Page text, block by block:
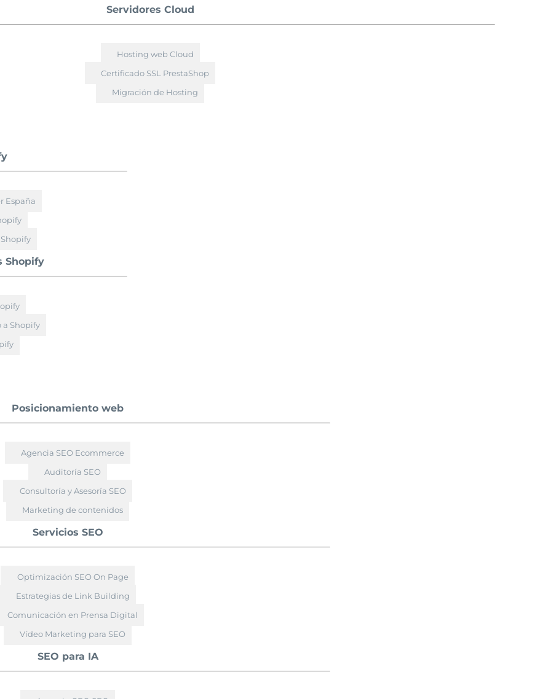
Servidores Cloud
Hosting web Cloud
Certificado SSL PrestaShop
Migración de Hosting
España
Shopify
Shopify
Posicionamiento web
Agencia SEO Ecommerce
Auditoría SEO
Consultoría y Asesoría SEO
Marketing de contenidos
Servicios SEO
Optimización SEO On Page
Estrategias de Link Building
Comunicación en Prensa Digital
Vídeo Marketing para SEO
SEO para IA